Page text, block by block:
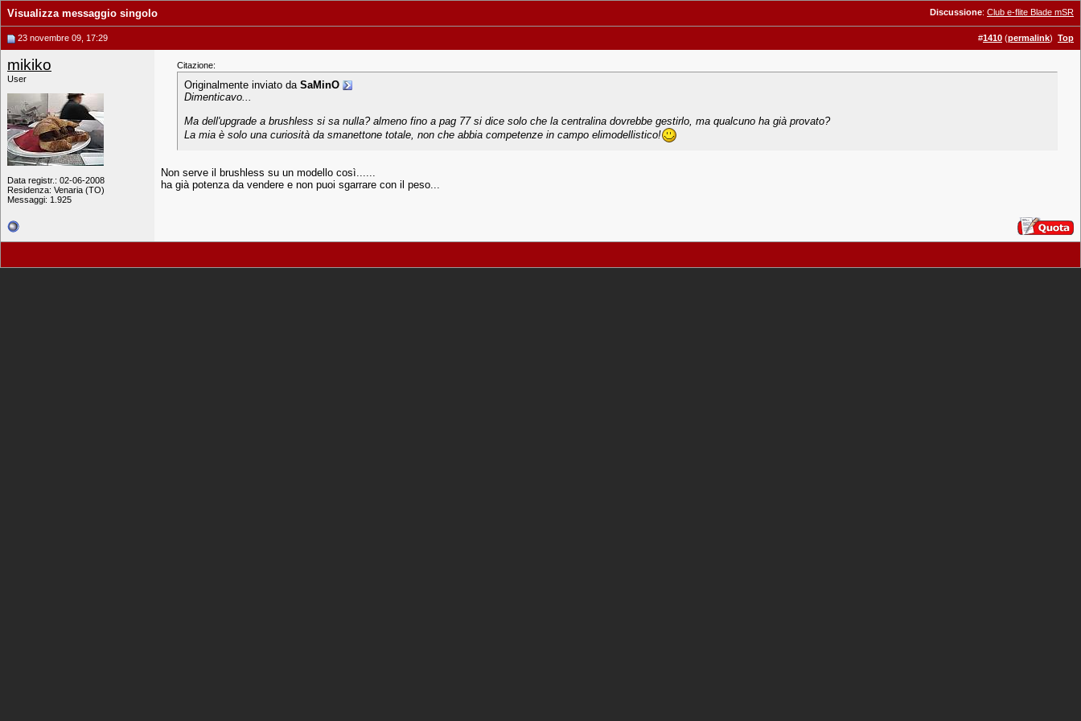
Discussione: Club e-flite Blade mSR
Visualizza messaggio singolo
23 novembre 09, 17:29 #1410 (permalink) Top
mikiko
User
Data registr.: 02-06-2008
Residenza: Venaria (TO)
Messaggi: 1.925
Citazione:
Originalmente inviato da SaMinO
Dimenticavo...
Ma dell'upgrade a brushless si sa nulla? almeno fino a pag 77 si dice solo che la centralina dovrebbe gestirlo, ma qualcuno ha già provato?
La mia è solo una curiosità da smanettone totale, non che abbia competenze in campo elimodellistico!
Non serve il brushless su un modello così......
ha già potenza da vendere e non puoi sgarrare con il peso...